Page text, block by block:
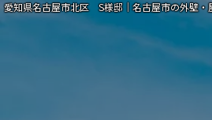
愛知県名古屋市北区 S様邸｜名古屋市の外壁・